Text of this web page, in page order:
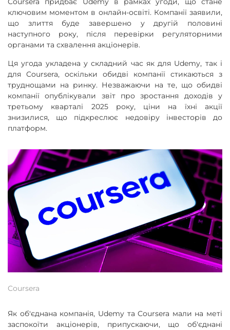
ключовим моментом в онлайн-освіті. Компанії заявили,
що злиття буде завершено у другій половині
наступного року, після перевірки регуляторними
органами та схвалення акціонерів.
Ця угода укладена у складний час як для Udemy, так і
для Coursera, оскільки обидві компанії стикаються з
труднощами на ринку. Незважаючи на те, що обидві
компанії опублікували звіт про зростання доходів у
третьому кварталі 2025 року, ціни на їхні акції
знизилися, що підкреслює недовіру інвесторів до
платформ.
Coursera
Як об'єднана компанія, Udemy та Coursera мали на меті
заспокоїти акціонерів, припускаючи, що об'єднані